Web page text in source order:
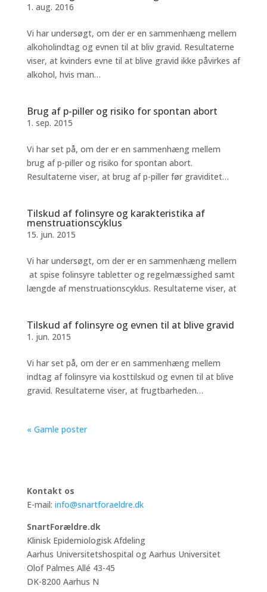
1. aug. 2016
Vi har undersøgt, om der er en sammenhæng mellem
alkoholindtag og evnen til at bliv gravid. Resultaterne
viser, at kvinders evne til at blive gravid ikke påvirkes af
alkohol, hvis man…
Brug af p-piller og risiko for spontan abort
1. sep. 2015
Vi har set på, om der er en sammenhæng mellem
brug af p-piller og risiko for spontan abort.
Resultaterne viser, at brug af p-piller før graviditet…
Tilskud af folinsyre og karakteristika af
menstruationscyklus
15. jun. 2015
Vi har undersøgt, om der er en sammenhæng mellem
at spise folinsyre tabletter og regelmæssighed samt
længde af menstruationscyklus. Resultaterne viser, at
Tilskud af folinsyre og evnen til at blive gravid
1. jun. 2015
Vi har set på, om der er en sammenhæng mellem
indtag af folinsyre via kosttilskud og evnen til at blive
gravid. Resultaterne viser, at frugtbarheden…
« Gamle poster
Kontakt os
E-mail: info@snartforaeldre.dk
SnartForældre.dk
Klinisk Epidemiologisk Afdeling
Aarhus Universitetshospital og Aarhus Universitet
Olof Palmes Allé 43-45
DK-8200 Aarhus N